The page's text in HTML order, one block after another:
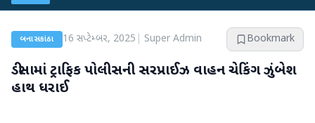
બનાસકાંઠા 16 સપ્ટેમ્બર, 2025 Super Admin Bookmark
ડીસામાં ટ્રાફિક પોલીસની સરપ્રાઈઝ વાહન ચેકિંગ ઝુંબેશ
હાથ ધરાઈ